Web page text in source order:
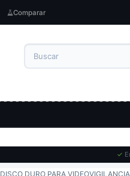
✓
Comparar
DISCO DURO PARA